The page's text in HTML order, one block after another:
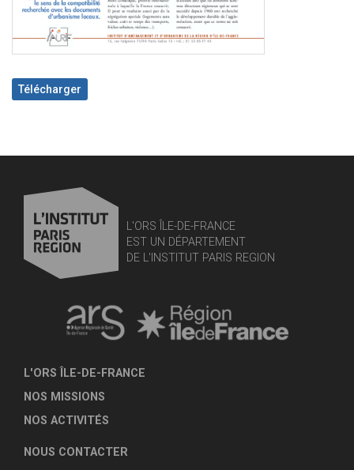
Télécharger
L'ORS ÎLE-DE-FRANCE
EST UN DÉPARTEMENT
DE L'INSTITUT PARIS REGION
L'ORS ÎLE-DE-FRANCE
NOS MISSIONS
NOS ACTIVITÉS
NOUS CONTACTER